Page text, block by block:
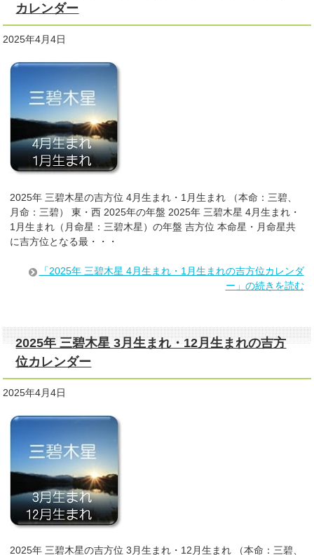
カレンダー
2025年4月4日
2025年 三碧木星の吉方位 4月生まれ・1月生まれ （本命：三碧、
月命：三碧） 東・西 2025年の年盤 2025年 三碧木星 4月生まれ・
1月生まれ（月命星：三碧木星）の年盤 吉方位 本命星・月命星共
に吉方位となる最・・・
「2025年 三碧木星 4月生まれ・1月生まれの吉方位カレンダ
ー」の続きを読む
2025年 三碧木星 3月生まれ・12月生まれの吉方
位カレンダー
2025年4月4日
2025年 三碧木星の吉方位 3月生まれ・12月生まれ （本命：三碧、